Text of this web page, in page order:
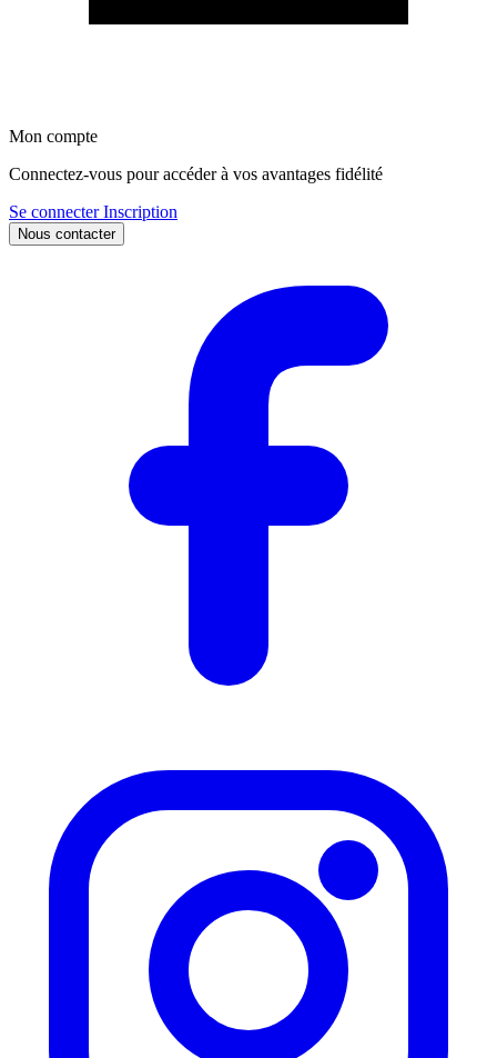
Mon compte
Connectez-vous pour accéder à vos avantages fidélité
Se connecterInscription
Nous contacter